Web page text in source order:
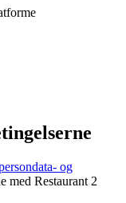
og
med Restaurant 2